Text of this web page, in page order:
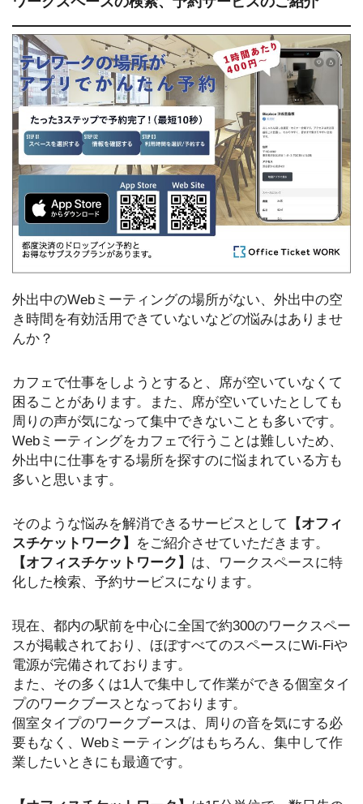
外出中のWebミーティングの場所がない、外出中の空
き時間を有効活用できていないなどの悩みはありませ
んか？
カフェで仕事をしようとすると、席が空いていなくて
困ることがあります。また、席が空いていたとしても
周りの声が気になって集中できないことも多いです。
Webミーティングをカフェで行うことは難しいため、
外出中に仕事をする場所を探すのに悩まれている方も
多いと思います。
そのような悩みを解消できるサービスとして
【オフィ
スチケットワーク】
をご紹介させていただきます。
【オフィスチケットワーク】 は、ワークスペースに特
化した検索、予約サービスになります。
現在、都内の駅前を中心に全国で約300のワークスペー
スが掲載されており、ほぼすべてのスペースにWi-Fiや
電源が完備されております。
また、その多くは1人で集中して作業ができる個室タイ
プのワークブースとなっております。
個室タイプのワークブースは、周りの音を気にする必
要もなく、Webミーティングはもちろん、集中して作
業したいときにも最適です。